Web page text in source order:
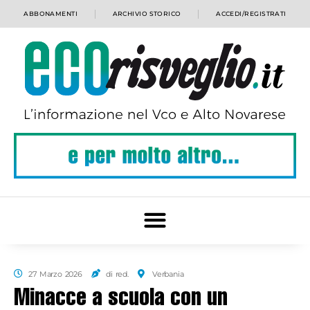
ABBONAMENTI ARCHIVIO STORICO ACCEDI/REGISTRATI
27 Marzo 2026 di red. Verbania
Minacce a scuola con un